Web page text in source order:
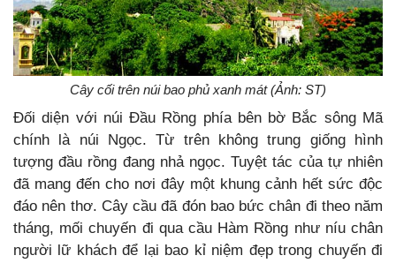
Cây cối trên núi bao phủ xanh mát (Ảnh: ST)
Đối diện với núi Đầu Rồng phía bên bờ Bắc sông Mã
chính là núi Ngọc. Từ trên không trung giống hình
tượng đầu rồng đang nhả ngọc. Tuyệt tác của tự nhiên
đã mang đến cho nơi đây một khung cảnh hết sức độc
đáo nên thơ. Cây cầu đã đón bao bức chân đi theo năm
tháng, mối chuyến đi qua cầu Hàm Rồng như níu chân
người lữ khách để lại bao kỉ niệm đẹp trong chuyến đi